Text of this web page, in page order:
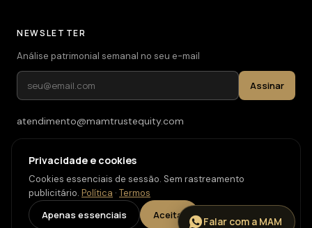
Privacidade e cookies
Cookies essenciais de sessão. Sem rastreamento
publicitário. Política · Termos
Apenas essenciais Aceitar Falar com a MAM
NEWSLETTER
Análise patrimonial semanal no seu e-mail
Assinar
atendimento@mamtrustequity.com
© 2026 MAM Trust & Equity. Todos os direitos reservados.